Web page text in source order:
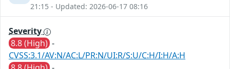
21:15 - Updated: 2026-06-17 08:16
Severity
8.8 (High) -
CVSS:3.1/AV:N/AC:L/PR:N/UI:R/S:U/C:H/I:H/A:H